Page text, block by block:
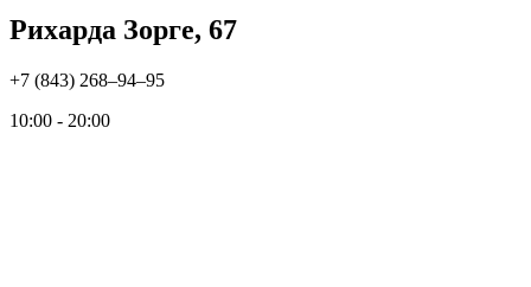
Рихарда Зорге, 67
+7 (843) 268‒94‒95
10:00 - 20:00